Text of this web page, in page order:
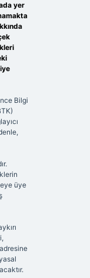
yer
Bilgi
üye